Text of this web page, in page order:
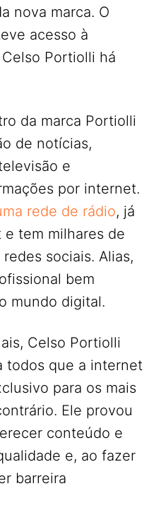
nova marca. O
acesso à
Portiolli há
da marca Portiolli
de notícias,
e
por internet.
rede de rádio, já
tem milhares de
sociais. Alias,
bem
mundo digital.
Celso Portiolli
todos que a internet
para os mais
Ele provou
conteúdo e
e, ao fazer
barreira